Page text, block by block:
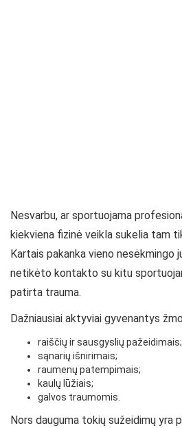
Nesvarbu, ar sportuojama
kiekviena fizinė veikla sukelia tam
Kartais pakanka vieno nesėkmingo
netikėto kontakto su kitu
patirta trauma.
Dažniausiai aktyviai gyvenantys
raiščių ir sausgyslių pažeidimais;
sąnarių išnirimais;
raumenų patempimais;
kaulų lūžiais;
galvos traumomis.
Nors dauguma tokių sužeidimų yra